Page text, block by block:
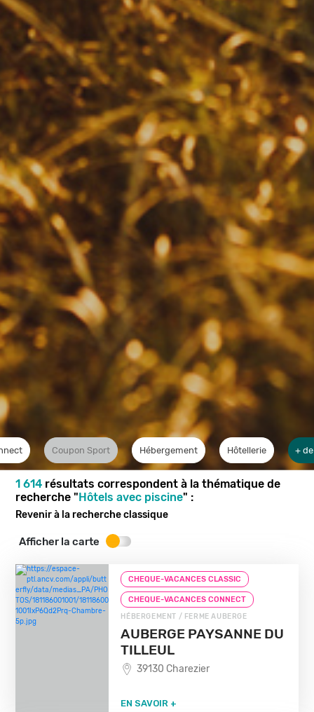
Coupon Sport Hébergement Hôtellerie +
1 614 résultats correspondent à la thématique de
recherche "Hôtels avec piscine" :
Revenir à la recherche classique
Afficher la carte
CHEQUE-VACANCES CLASSIC
CHEQUE-VACANCES CONNECT
HÉBERGEMENT / FERME AUBERGE
AUBERGE PAYSANNE DU
TILLEUL
39130 Charezier
EN SAVOIR +